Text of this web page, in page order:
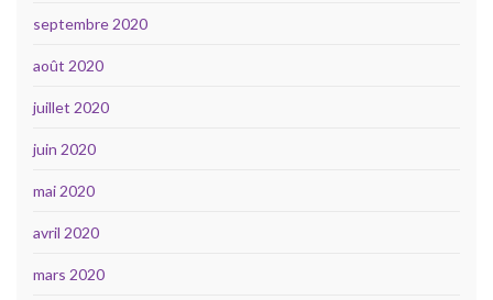
septembre 2020
août 2020
juillet 2020
juin 2020
mai 2020
avril 2020
mars 2020